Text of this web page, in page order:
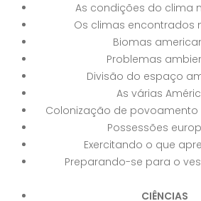
As condições do clima
Os climas encontrados
Biomas
Problemas
Divisão do espaço
As várias
Colonização de povoamento
Possessões
Exercitando o que
Preparando-se para o
CIÊNCIAS